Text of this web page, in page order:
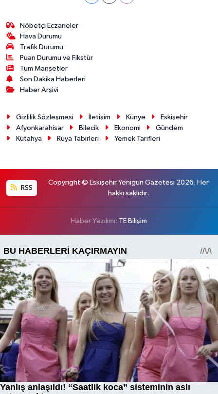
Nöbetçi Eczaneler
Hava Durumu
Trafik Durumu
Puan Durumu ve Fikstür
Tüm Manşetler
Son Dakika Haberleri
Haber Arşivi
Gizlilik Sözleşmesi İletişim Künye
Eskişehir
Afyonkarahisar
Bilecik Ekonomi
Gündem
Kütahya
Rüya Tabirleri Yemek Tarifleri
RSS
Copyright © Eskişehir Yenigün Gazetesi 2026. Her
hakkı saklıdır.
Haber Yazılımı: TE Bilişim